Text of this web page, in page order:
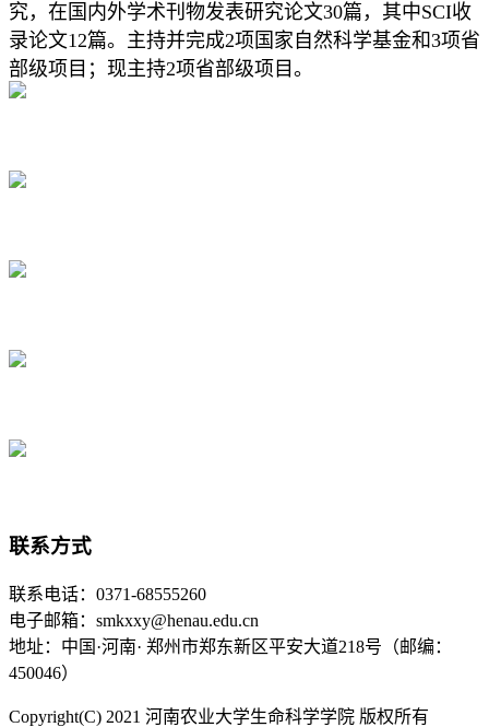
究，在国内外学术刊物发表研究论文30篇，其中SCI收
录论文12篇。主持并完成2项国家自然科学基金和3项省
部级项目；现主持2项省部级项目。
联系方式
联系电话：0371-68555260
电子邮箱：smkxxy@henau.edu.cn
地址：中国·河南· 郑州市郑东新区平安大道218号（邮编：
450046）
Copyright(C) 2021 河南农业大学生命科学学院 版权所有